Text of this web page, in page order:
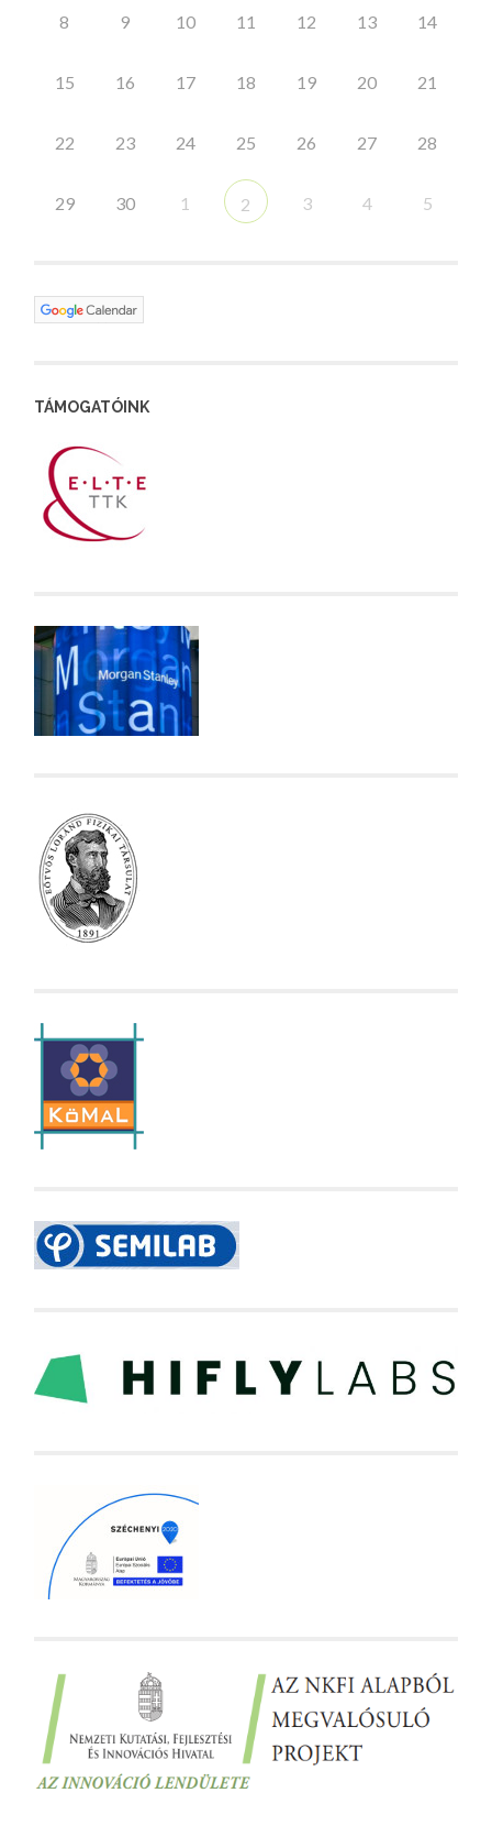
8 9 10 11 12 13 14
15 16 17 18 19 20 21
22 23 24 25 26 27 28
29 30 1 2 3 4 5
TÁMOGATÓINK